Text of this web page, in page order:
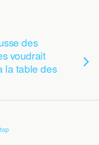
des
voudrait
la table des